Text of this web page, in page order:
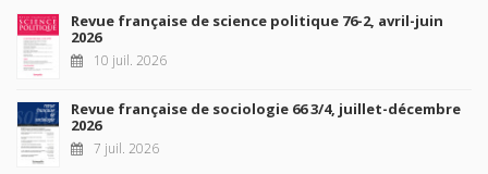
Revue française de science politique 76-2, avril-juin
2026
10 juil. 2026
Revue française de sociologie 66 3/4, juillet-décembre
2026
7 juil. 2026